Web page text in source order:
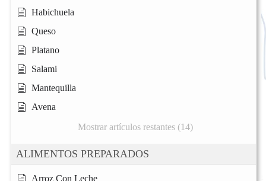
Habichuela
Queso
Platano
Salami
Mantequilla
Avena
Mostrar artículos restantes (14)
ALIMENTOS PREPARADOS
Arroz Con Leche